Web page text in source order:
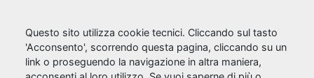
Questo sito utilizza cookie tecnici. Cliccando sul tasto
'Acconsento', scorrendo questa pagina, cliccando su un
link o proseguendo la navigazione in altra maniera,